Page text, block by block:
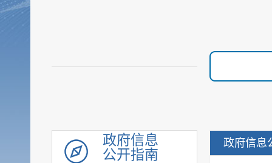
政府信息
公开指南
机构职能
人事信息
政府信息